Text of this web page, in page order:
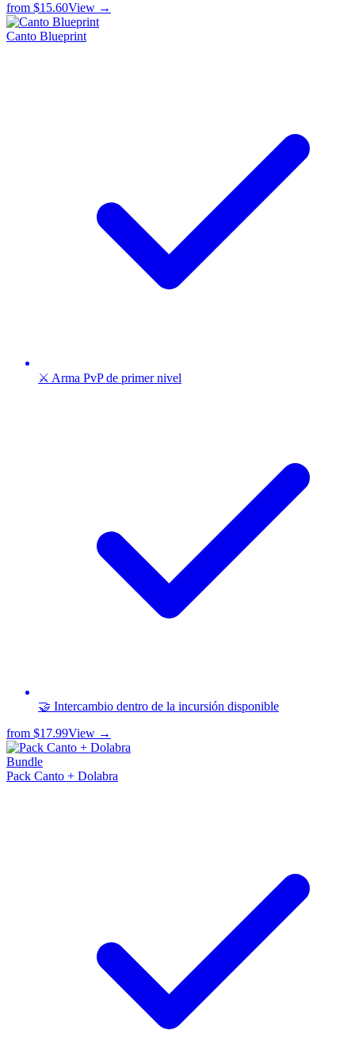
from $15.60View →
Canto Blueprint
⚔️ Arma PvP de primer nivel
🤝 Intercambio dentro de la incursión disponible
from $17.99View →
Bundle
Pack Canto + Dolabra